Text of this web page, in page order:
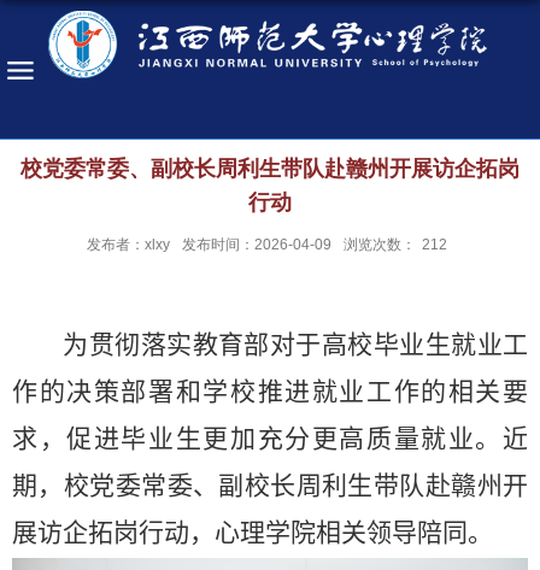
校党委常委、副校长周利生带队赴赣州开展访企拓岗
行动
发布者：xlxy 发布时间：2026-04-09 浏览次数： 212
为贯彻落实教育部对于高校毕业生就业工
作的决策部署和学校推进就业工作的相关要
求，促进毕业生更加充分更高质量就业。近
期，校党委常委、副校长周利生带队赴赣州开
展访企拓岗行动，心理学院相关领导陪同。